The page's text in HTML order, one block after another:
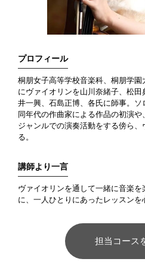
プロフィール
桐朋女子高等学校音楽科、桐朋学
にヴァイオリンを山川奈緒子、松
井一興、石島正博、各氏に師事。ソ
同年代の作曲家による作品の初演
ジャンルでの演奏活動をする傍ら
る。
講師より一言
ヴァイオリンを通して一緒に音楽
に、一人ひとりにあったレッスンを
担当コース